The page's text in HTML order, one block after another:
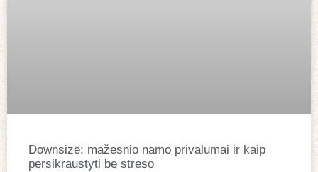
Downsize: mažesnio namo privalumai ir kaip
persikraustyti be streso